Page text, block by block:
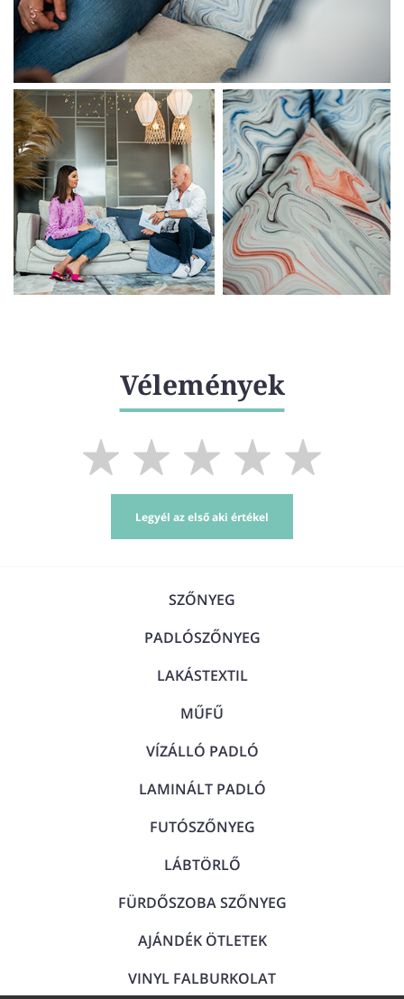
Vélemények
Legyél az első aki értékel
SZŐNYEG
PADLÓSZŐNYEG
LAKÁSTEXTIL
MŰFŰ
VÍZÁLLÓ PADLÓ
LAMINÁLT PADLÓ
FUTÓSZŐNYEG
LÁBTÖRLŐ
FÜRDŐSZOBA SZŐNYEG
AJÁNDÉK ÖTLETEK
VINYL FALBURKOLAT